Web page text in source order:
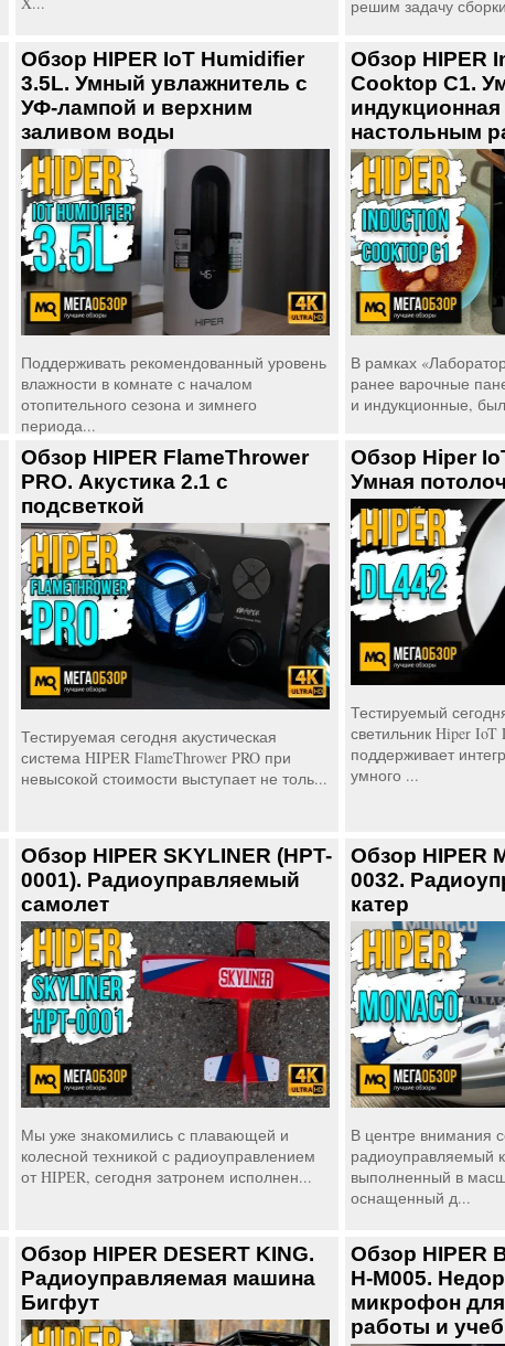
решим задачу
Обзор HIPER IoT Humidifier
3.5L. Умный увлажнитель с
УФ-лампой и верхним
заливом воды
Поддерживать рекомендованный уровень
влажности в комнате с началом
отопительного сезона и зимнего
периода...
Обзор HIPER
Cooktop C1.
индукционная
настольным
В рамках
ранее варочные
и индукционные,
Обзор HIPER FlameThrower
PRO. Акустика 2.1 с
подсветкой
Тестируемая сегодня акустическая
система HIPER FlameThrower PRO при
невысокой стоимости выступает не толь...
Обзор Hiper
Умная
Тестируемый
светильник Hiper IoT
поддерживает
умного ...
Обзор HIPER SKYLINER (HPT-
0001). Радиоуправляемый
самолет
Мы уже знакомились с плавающей и
колесной техникой с радиоуправлением
от HIPER, сегодня затронем исполнен...
Обзор HIPER
0032.
катер
В центре внимания
радиоуправляемый
выполненный в
оснащенный д...
Обзор HIPER DESERT KING.
Радиоуправляемая машина
Бигфут
Обзор HIPER
H-M005.
микрофон
работы и